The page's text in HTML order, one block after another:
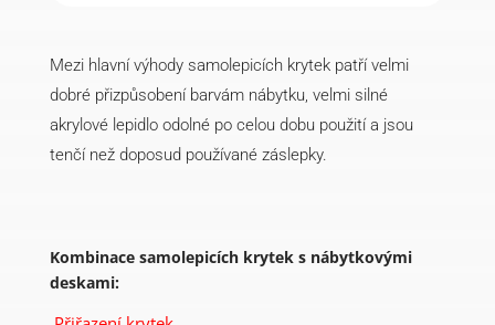
Mezi hlavní výhody samolepicích krytek patří velmi
dobré přizpůsobení barvám nábytku, velmi silné
akrylové lepidlo odolné po celou dobu použití a jsou
tenčí než doposud používané záslepky.
Kombinace samolepicích krytek s nábytkovými
deskami: